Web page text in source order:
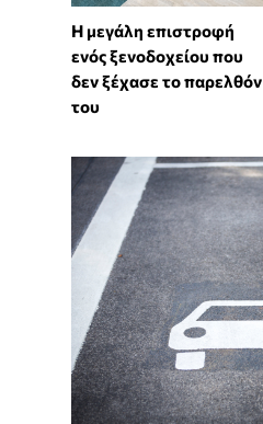
Η μεγάλη επιστροφή
ενός ξενοδοχείου που
δεν ξέχασε το παρελθόν
του